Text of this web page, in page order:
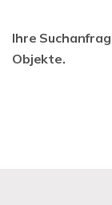
Ihre
Objekte.